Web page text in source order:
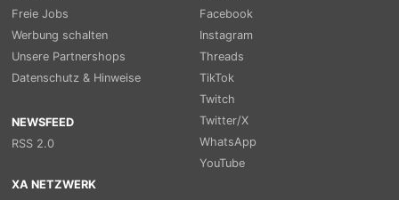
Freie Jobs
Werbung schalten
Unsere Partnershops
Datenschutz & Hinweise
NEWSFEED
RSS 2.0
Facebook
Instagram
Threads
TikTok
Twitch
Twitter/X
WhatsApp
YouTube
XA NETZWERK